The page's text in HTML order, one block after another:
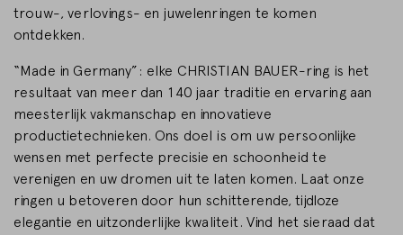
trouw-, verlovings- en juwelenringen te komen
ontdekken.
“Made in Germany”: elke CHRISTIAN BAUER-ring is het
resultaat van meer dan 140 jaar traditie en ervaring aan
meesterlijk vakmanschap en innovatieve
productietechnieken. Ons doel is om uw persoonlijke
wensen met perfecte precisie en schoonheid te
verenigen en uw dromen uit te laten komen. Laat onze
ringen u betoveren door hun schitterende, tijdloze
elegantie en uitzonderlijke kwaliteit. Vind het sieraad dat
Deutschland
WIJZIGEN